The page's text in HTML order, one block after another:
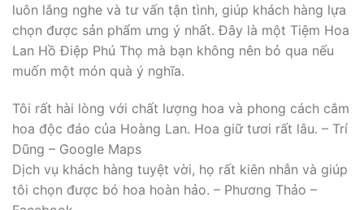
luôn lắng nghe và tư vấn tận tình, giúp khách hàng lựa
chọn được sản phẩm ưng ý nhất. Đây là một Tiệm Hoa
Lan Hồ Điệp Phú Thọ mà bạn không nên bỏ qua nếu
muốn một món quà ý nghĩa.
Tôi rất hài lòng với chất lượng hoa và phong cách cắm
hoa độc đáo của Hoàng Lan. Hoa giữ tươi rất lâu. – Trí
Dũng – Google Maps
Dịch vụ khách hàng tuyệt vời, họ rất kiên nhẫn và giúp
tôi chọn được bó hoa hoàn hảo. – Phương Thảo –